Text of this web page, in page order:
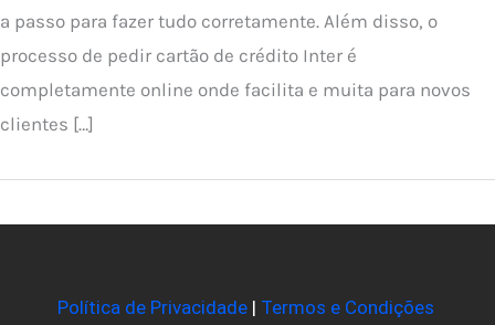
a passo para fazer tudo corretamente. Além disso, o
processo de pedir cartão de crédito Inter é
completamente online onde facilita e muita para novos
clientes […]
Política de Privacidade| Termos e Condições